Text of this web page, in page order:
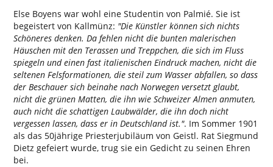
Else Boyens war wohl eine Studentin von Palmié. Sie ist
begeistert von Kallmünz: "Die Künstler können sich nichts
Schöneres denken. Da fehlen nicht die bunten malerischen
Häuschen mit den Terassen und Treppchen, die sich im Fluss
spiegeln und einen fast italienischen Eindruck machen, nicht die
seltenen Felsformationen, die steil zum Wasser abfallen, so dass
der Beschauer sich beinahe nach Norwegen versetzt glaubt,
nicht die grünen Matten, die ihn wie Schweizer Almen anmuten,
auch nicht die schattigen Laubwälder, die ihn doch nicht
vergessen lassen, dass er in Deutschland ist.". Im Sommer 1901
als das 50jährige Priesterjubiläum von Geistl. Rat Siegmund
Dietz gefeiert wurde, trug sie ein Gedicht zu seinen Ehren
bei.